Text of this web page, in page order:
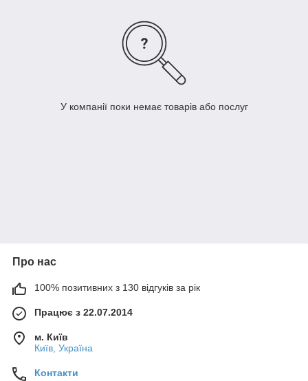
У компанії поки немає товарів або послуг
Про нас
100% позитивних з 130 відгуків за рік
Працює з 22.07.2014
м. Київ
Київ, Україна
Контакти